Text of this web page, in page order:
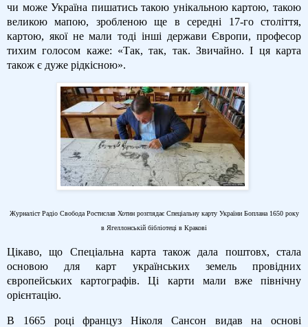
чи може Україна пишатись такою унікальною картою, такою
великою мапою, зробленою ще в середні 17-го століття,
картою, якої не мали тоді інші держави Європи, професор
тихим голосом каже: «Так, так, так. Звичайно. І ця карта
також є дуже рідкісною».
Журналіст Радіо Свобода Ростислав Хотин розглядає Спеціальну карту України Боплана 1650 року
в Ягеллонській бібліотеці в Кракові
Цікаво, що Спеціальна карта також дала поштовх, стала
основою для карт українських земель провідних
європейських картографів. Ці карти мали вже північну
орієнтацію.
В 1665 році француз Ніколя Сансон видав на основі